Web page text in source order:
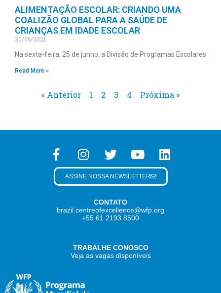
ALIMENTAÇÃO ESCOLAR: CRIANDO UMA
COALIZÃO GLOBAL PARA A SAÚDE DE
CRIANÇAS EM IDADE ESCOLAR
30/06/2021
Na sexta-feira, 25 de junho, a Divisão de Programas Escolares
Read More »
« Anterior 1 2 3 4 Próxima »
CONTATO
brazil.centreofexcellence@wfp.org
+55 61 2193 8500
TRABALHE CONOSCO
Veja as vagas disponíveis
ASSINE NOSSA NEWSLETTER